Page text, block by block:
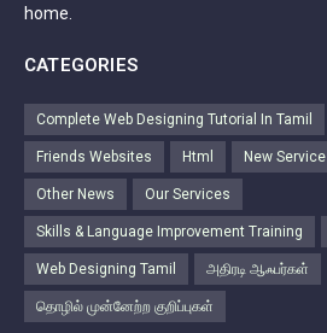
home.
CATEGORIES
Complete Web Designing Tutorial In Tamil
Friends Websites Html New Service
Other News Our Services
Skills & Language Improvement Training
Web Designing Tamil அதிரடி ஆஃபர்கள்
தொழில் முன்னேற்ற குறிப்புகள்